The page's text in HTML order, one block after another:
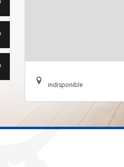
indisponible